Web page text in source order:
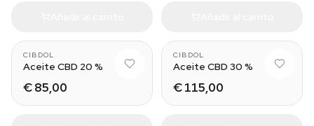
CIBDOL
Aceite CBD 20 %
€ 85,00
CIBDOL
Aceite CBD 30 %
€ 115,00